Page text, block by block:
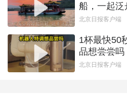
船，一起泛
北京日报客户端
1杯最快50
品想尝尝吗
北京日报客户端